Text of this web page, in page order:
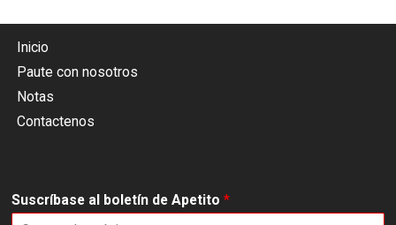
Inicio
Paute con nosotros
Notas
Contactenos
Suscríbase al boletín de Apetito *